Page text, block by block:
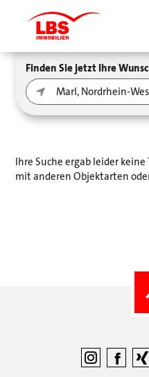
Finden Sie jetzt Ihre
Ihre Suche ergab leider keine
mit anderen Objektarten